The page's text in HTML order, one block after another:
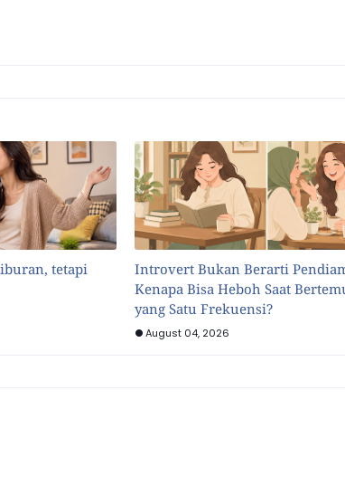
tetapi
Introvert Bukan Berarti
Kenapa Bisa Heboh Saat
yang Satu Frekuensi?
August 04, 2026